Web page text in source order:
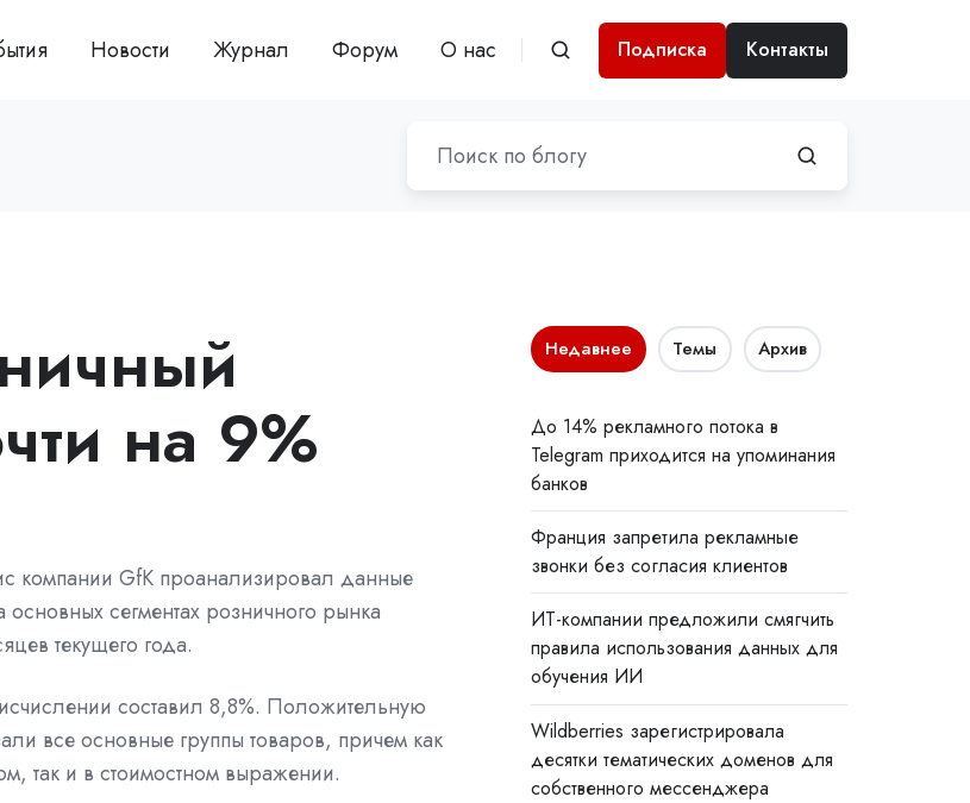
Новости Журнал Форум О нас Подписка Контакты
на 9%
компании GfK проанализировал данные
сегментах розничного рынка
текущего года.
составил 8,8%. Положительную
все основные группы товаров, причем как
так и в стоимостном выражении.
Недавнее Темы Архив
До 14% рекламного потока в
Telegram приходится на упоминания
банков
Франция запретила рекламные
звонки без согласия клиентов
ИТ-компании предложили смягчить
правила использования данных для
обучения ИИ
Wildberries зарегистрировала
десятки тематических доменов для
собственного мессенджера